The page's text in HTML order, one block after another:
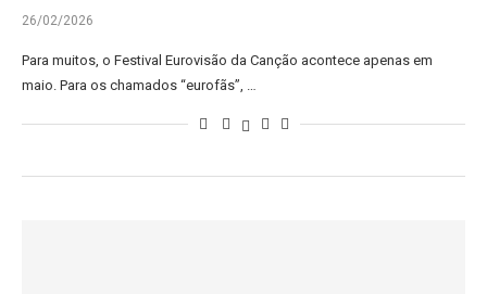
26/02/2026
Para muitos, o Festival Eurovisão da Canção acontece apenas em
maio. Para os chamados “eurofãs”, …